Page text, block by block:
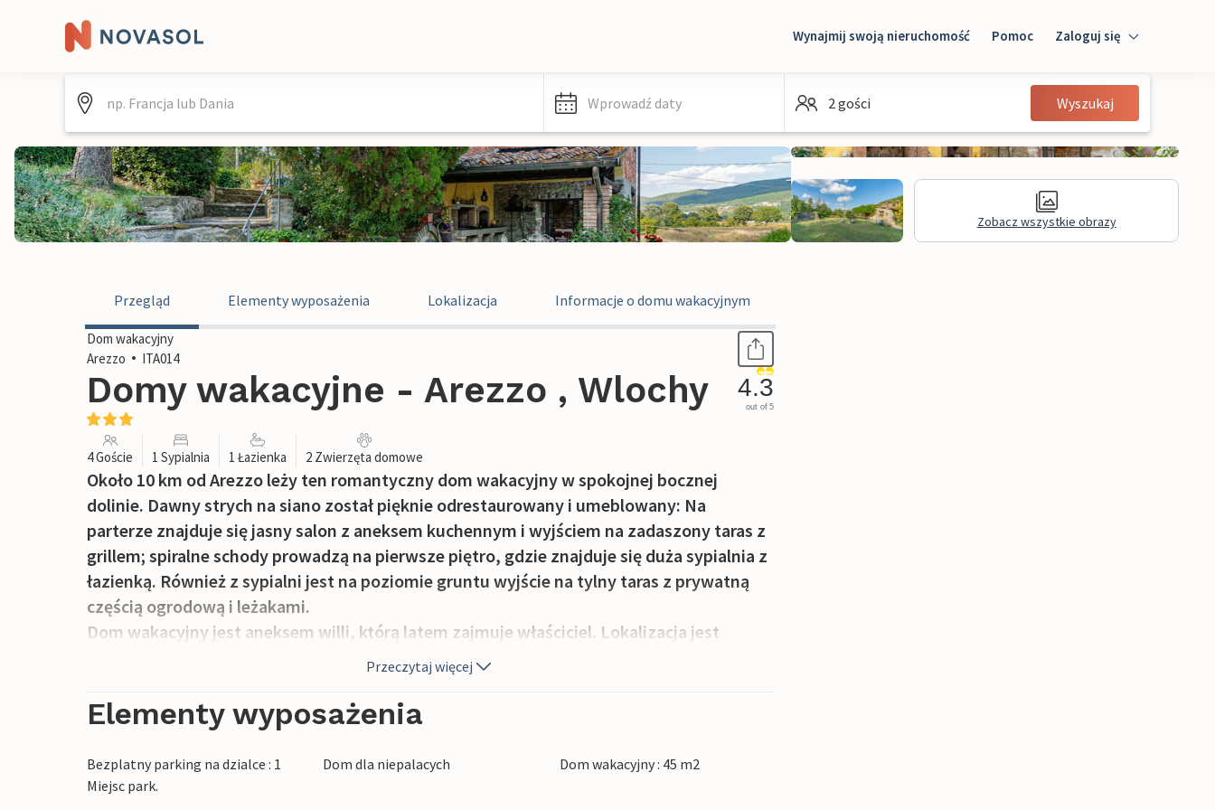
Wynajmij swoją nieruchomość Pomoc Zaloguj się
Zaloguj się
Gość
Wprowadź daty 2 gości Wyszukaj
Zobacz wszystkie obrazy
Przegląd Elementy wyposażenia Lokalizacja Informacje o domu wakacyjnym
Dom wakacyjny
Arezzo
ITA014
Domy wakacyjne - Arezzo , Wlochy 4.3
out of 5
4 Goście 1 Sypialnia 1 Łazienka 2 Zwierzęta domowe
Około 10 km od Arezzo leży ten romantyczny dom wakacyjny w spokojnej bocznej
dolinie. Dawny strych na siano został pięknie odrestaurowany i umeblowany: Na
parterze znajduje się jasny salon z aneksem kuchennym i wyjściem na zadaszony taras z
grillem; spiralne schody prowadzą na pierwsze piętro, gdzie znajduje się duża sypialnia z
łazienką. Również z sypialni jest na poziomie gruntu wyjście na tylny taras z prywatną
częścią ogrodową i leżakami.
Dom wakacyjny jest aneksem willi, którą latem zajmuje właściciel. Lokalizacja jest
idealna, aby cieszyć się Arezzo z jego wartą zobaczenia starówką - np. spacerując po
Corso, odwiedzając wartą zobaczenia katedrę, Pieve i kościół San Francesco i oczywiście
pijąc aperitif na piazza. Liczne trattorie oferują lokalne przysmaki. W czerwcu i wrześniu
na Piazza Grande odbywają się tradycyjne zawody jeździeckie Saracino; w pierwszy
weekend każdego miesiąca całe stare miasto ożywa dzięki wielkiemu krajowemu targowi
antyków. Ponadto, można szybko dotrzeć do ładnego miasteczka Castiglion Fiorentino
Przeczytaj więcej
Elementy wyposażenia
Bezplatny parking na dzialce : 1
Miejsc park.
Dom dla niepalacych Dom wakacyjny : 45 m2